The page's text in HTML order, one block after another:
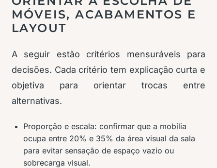
MÓVEIS, ACABAMENTOS E
LAYOUT
A seguir estão critérios mensuráveis para
decisões. Cada critério tem explicação curta e
objetiva para orientar trocas entre
alternativas.
Proporção e escala: confirmar que a mobília
ocupa entre 20% e 35% da área visual da sala
para evitar sensação de espaço vazio ou
sobrecarga visual.